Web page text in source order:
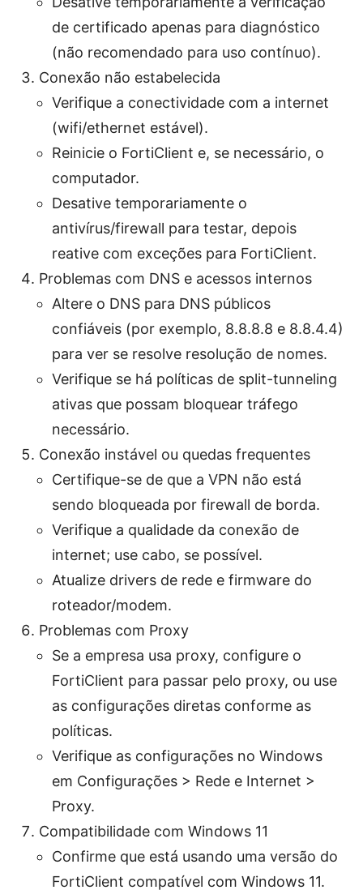
de certificado apenas para diagnóstico
(não recomendado para uso contínuo).
Conexão não estabelecida
Verifique a conectividade com a internet
(wifi/ethernet estável).
Reinicie o FortiClient e, se necessário, o
computador.
Desative temporariamente o
antivírus/firewall para testar, depois
reative com exceções para FortiClient.
Problemas com DNS e acessos internos
Altere o DNS para DNS públicos
confiáveis (por exemplo, 8.8.8.8 e 8.8.4.4)
para ver se resolve resolução de nomes.
Verifique se há políticas de split-tunneling
ativas que possam bloquear tráfego
necessário.
Conexão instável ou quedas frequentes
Certifique-se de que a VPN não está
sendo bloqueada por firewall de borda.
Verifique a qualidade da conexão de
internet; use cabo, se possível.
Atualize drivers de rede e firmware do
roteador/modem.
Problemas com Proxy
Se a empresa usa proxy, configure o
FortiClient para passar pelo proxy, ou use
as configurações diretas conforme as
políticas.
Verifique as configurações no Windows
em Configurações > Rede e Internet >
Proxy.
Compatibilidade com Windows 11
Confirme que está usando uma versão do
FortiClient compatível com Windows 11.